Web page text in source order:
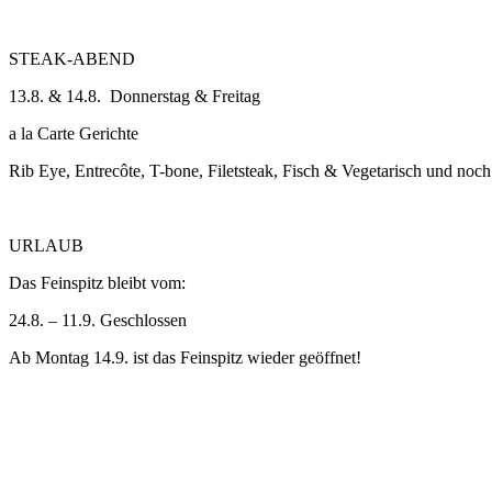
STEAK-ABEND
13.8. & 14.8. Donnerstag & Freitag
a la Carte Gerichte
Rib Eye, Entrecôte, T-bone, Filetsteak, Fisch & Vegetarisch und
URLAUB
Das Feinspitz bleibt vom:
24.8. – 11.9. Geschlossen
Ab Montag 14.9. ist das Feinspitz wieder geöffnet!